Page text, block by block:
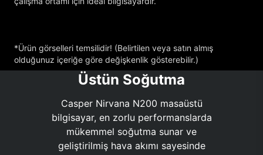
*Ürün görselleri temsilidir! (Belirtilen veya satın almış
olduğunuz içeriğe göre değişkenlik gösterebilir.)
Üstün Soğutma
Casper Nirvana N200 masaüstü
bilgisayar, en zorlu performanslarda
mükemmel soğutma sunar ve
geliştirilmiş hava akımı sayesinde